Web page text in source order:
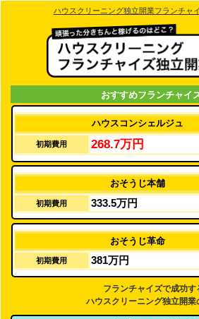
ハウスクリーニング独立開業フランチャ
おすすめフランチャイ
ハウスコンシェルジュ
初期費用 268.7万円
おそうじ本舗
初期費用 333.5万円
おそうじ革命
初期費用 381万円
フランチャイズで成功す
ハウスクリーニング独立開業